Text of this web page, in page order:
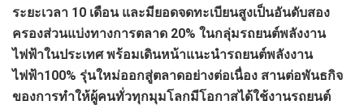
ระยะเวลา 10 เดือน และมียอดจดทะเบียนสูงเป็นอันดับสอง
ครองส่วนแบ่งทางการตลาด 20% ในกลุ่มรถยนต์พลังงาน
ไฟฟ้าในประเทศ พร้อมเดินหน้าแนะนำรถยนต์พลังงาน
ไฟฟ้า100% รุ่นใหม่ออกสู่ตลาดอย่างต่อเนื่อง สานต่อพันธกิจ
ของการทำให้ผู้คนทั่วทุกมุมโลกมีโอกาสได้ใช้งานรถยนต์